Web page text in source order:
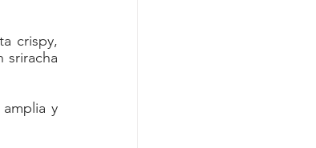
crispy,
sriracha
y